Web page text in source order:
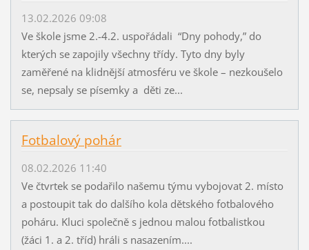
13.02.2026 09:08
Ve škole jsme 2.-4.2. uspořádali “Dny pohody,” do
kterých se zapojily všechny třídy. Tyto dny byly
zaměřené na klidnější atmosféru ve škole – nezkoušelo
se, nepsaly se písemky a děti ze...
Fotbalový pohár
08.02.2026 11:40
Ve čtvrtek se podařilo našemu týmu vybojovat 2. místo
a postoupit tak do dalšího kola dětského fotbalového
poháru. Kluci společně s jednou malou fotbalistkou
(žáci 1. a 2. tříd) hráli s nasazením....